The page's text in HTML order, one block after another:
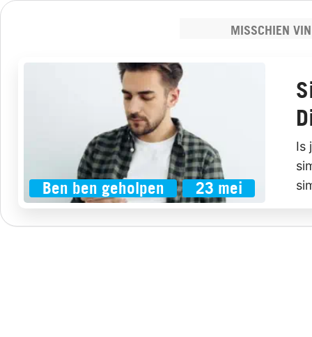
MISSCHIEN
Ben ben geholpen 23 mei
Is